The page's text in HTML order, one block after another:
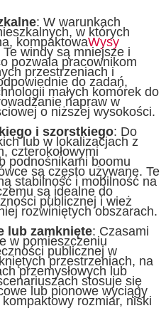
: W warunkach
w których
kompaktowaWysy
windy są mniejsze i
pozwala pracownikom
przestrzeniach i
do zadań,
małych komórek do
napraw w
o niższej wysokości.
i szorstkiego: Do
lub w lokalizacjach z
czterokołowymi
podnośnikami boomu
są często używane. Te
stabilność i mobilność na
są idealne do
publicznej i wież
rozwiniętych obszarach.
lub zamknięte: Czasami
w pomieszczeniu
publicznej w
przestrzeniach, na
przemysłowych lub
stosuje się
lub pionowe wyciągy
rozmiar, niski